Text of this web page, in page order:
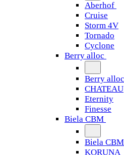
Aberhof
Cruise
Storm 4V
Tornado
Сyclone
Berry alloc
Berry alloc
CHATEAU
Eternity
Finesse
Biela CBM
Biela CBM
KORUNA